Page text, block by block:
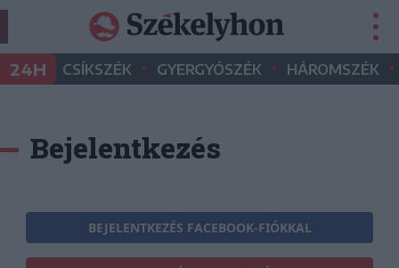
24H CSÍKSZÉK • GYERGYÓSZÉK • HÁROMSZÉK •
Bejelentkezés
BEJELENTKEZÉS FACEBOOK-FIÓKKAL